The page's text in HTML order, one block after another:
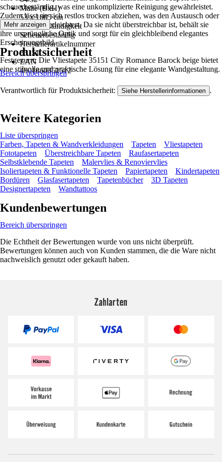
Maße (BxH)
53 x 1005 cm
Waschbeständigkeit
Scheuerbeständig
Herstellerartikelnummer
35151
EAN
4001860351512
scheuerbeständig, was eine unkomplizierte Reinigung gewährleistet.
Zudem lässt sie sich restlos trocken abziehen, was den Austausch oder
die Entfernung erleichtert. Da sie nicht überstreichbar ist, behält sie
ihre ursprüngliche Optik und sorgt für ein gleichbleibend elegantes
Erscheinungsbild.
Festgezurrt: Die Vliestapete 35151 City Romance Barock beige bietet
eine stilvolle und praktische Lösung für eine elegante Wandgestaltung.
Mehr anzeigen
Produktsicherheit
Bereich überspringen
Verantwortlich für Produktsicherheit: Siehe Herstellerinformationen .
Weitere Kategorien
Liste überspringen
Farben, Tapeten & Wandverkleidungen
Tapeten
Vliestapeten
Fototapeten
Überstreichbare Tapeten
Raufasertapeten
Selbstklebende Tapeten
Malervlies & Renoviervlies
Isoliertapeten & Funktionelle Tapeten
Papiertapeten
Kindertapeten
Bordüren
Glasfasertapeten Tapetenbücher
3D Tapeten
Designertapeten
Wandtattoos
Kundenbewertungen
Bereich überspringen
Die Echtheit der Bewertungen wurde von uns nicht überprüft.
Bewertungen können auch von Kunden stammen, die die Ware nicht
nachweislich genutzt oder gekauft haben.
Zahlarten